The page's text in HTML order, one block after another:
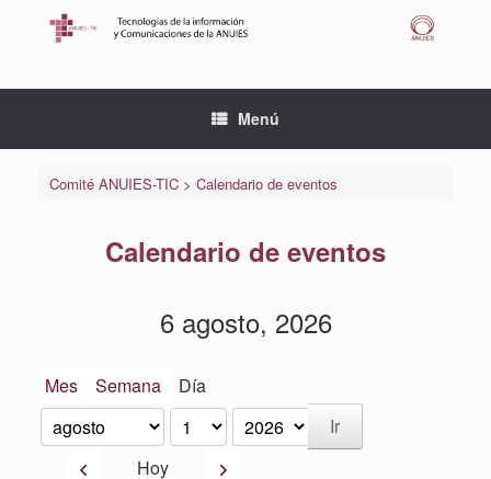
Menú
Comité ANUIES-TIC> Calendario de eventos
Calendario de eventos
6 agosto, 2026
Mes Semana Día
Mes
Día
Año
AnteriorHoy Siguiente